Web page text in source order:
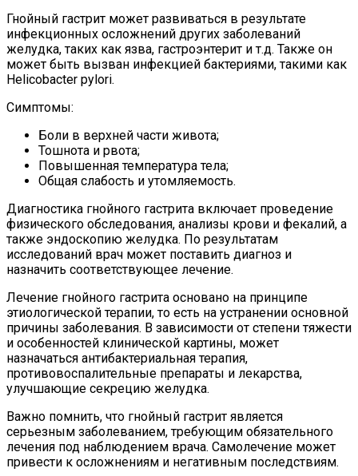
Гнойный гастрит может развиваться в результате
инфекционных осложнений других заболеваний
желудка, таких как язва, гастроэнтерит и т.д. Также он
может быть вызван инфекцией бактериями, такими как
Helicobacter pylori.
Симптомы:
Боли в верхней части живота;
Тошнота и рвота;
Повышенная температура тела;
Общая слабость и утомляемость.
Диагностика гнойного гастрита включает проведение
физического обследования, анализы крови и фекалий, а
также эндоскопию желудка. По результатам
исследований врач может поставить диагноз и
назначить соответствующее лечение.
Лечение гнойного гастрита основано на принципе
этиологической терапии, то есть на устранении основной
причины заболевания. В зависимости от степени тяжести
и особенностей клинической картины, может
назначаться антибактериальная терапия,
противовоспалительные препараты и лекарства,
улучшающие секрецию желудка.
Важно помнить, что гнойный гастрит является
серьезным заболеванием, требующим обязательного
лечения под наблюдением врача. Самолечение может
привести к осложнениям и негативным последствиям.